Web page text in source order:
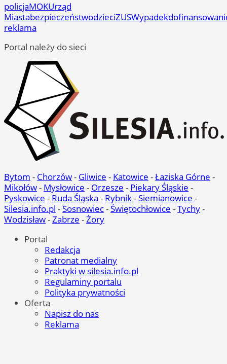
policjaMOKUrząd
MiastabezpieczeństwodzieciZUSWypadek
reklama
Portal należy do sieci
Bytom - Chorzów- Gliwice - Katowice -Łaziska Górne -
Mikołów- Mysłowice - Orzesze - Piekary Śląskie -
Pyskowice - Ruda Śląska - Rybnik-Siemianowice -
Silesia.info.pl -Sosnowiec-Świętochłowice -Tychy-
Wodzisław-Zabrze -Żory
Portal
Redakcja
Patronat medialny
Praktyki w silesia.info.pl
Regulaminy portalu
Polityka prywatności
Oferta
Napisz do nas
Reklama